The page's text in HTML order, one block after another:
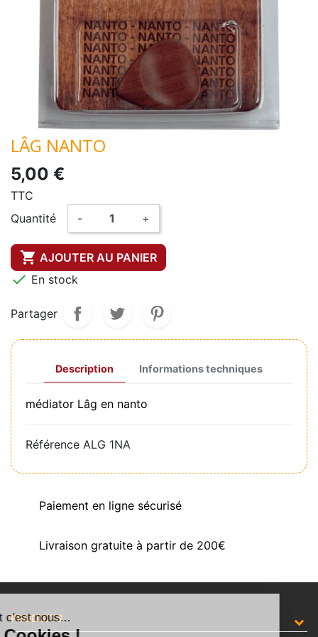
LÂG NANTO
5,00 €
TTC
Quantité
- +
 AJOUTER AU PANIER
 En stock
Partager
Description Informations techniques
médiator Lâg en nanto
Référence ALG 1NA
Paiement en ligne sécurisé
Livraison gratuite à partir de 200€
PRODUITS
Salut c'est nous...